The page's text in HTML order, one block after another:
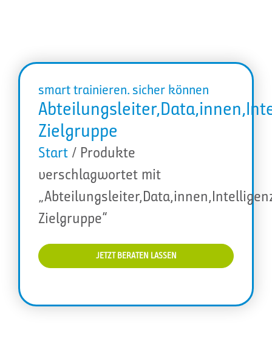
smart trainieren. sicher können
Zielgruppe
Start / Produkte
verschlagwortet mit
Zielgruppe“
JETZT BERATEN LASSEN